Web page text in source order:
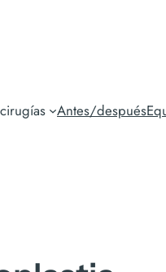
Antes/después